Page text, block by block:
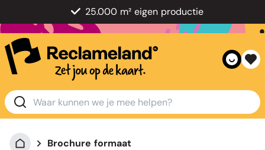
25.000 m² eigen productie
Brochure formaat